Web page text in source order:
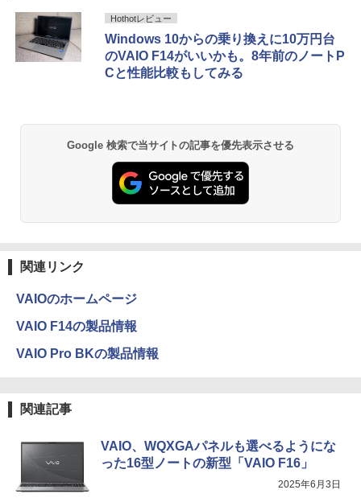
￥1,870
2026年度版 英検準2級 過去6回全問題集
￥1,870
【全巻】 ドラフトキング 1-25巻セット
（ヤングジャンプコミックス） [ クロマ
ツ テツロウ ]
（ジャンプコミックス） [ ONE ]
￥18,876
ベル9999の仲間達を手に入れて元パーテ
ィーメンバーと世界に復讐＆『ざま
Anker Soundcore P40i オフホワイト
￥7,990
￥5,990
【2026年アップグレード版】AOKIMI ワイヤ
レスイヤホン bluetooth イヤホン V12 小型
軽量 ブルートゥースHi-Fi 最大36時間再生 ぶ
るーとゅーす コードレス ENCノイズキャン
レスイヤホン Bluetooth 5.4 ノイズキャンセ
BRUCE WAYNE feat. Flo Milli, ATL Jacob
￥250
￥250
On My Road (Stadium ver.)
￥250
￥250
by Amazon 天然水 ラベルレス 500ml ×24本
ウォーター ペットボトル 静岡県産 500ミリリ
ットル (Smart Basic)
ET ラベルレス ×8本
￥1,112
by Amazon 炭酸水 ラベルレス 500ml ×24本
強炭酸水 ペットボトル 500ミリリットル (Sm
art Basic)
みきった日本の水 2L 8本 ラベルレス [ ケース
] [ 水 ] [ ペットボトル ] [ 箱買い ] [ ストック
薬屋のひとりごと 17巻 (デジタル版ビッグガ
￥770
￥832
HUNTER×HUNTER モノクロ版 39 (ジャンプ
コミックスDIGITAL)
￥572
￥810
Hothotレビュー
Windows 10からの乗り換えに10万円台
のVAIO F14がいいかも。8年前のノートP
Cと性能比較もしてみる
Google 検索で当サイトの記事を優先表示させる
関連リンク
VAIOのホームページ
VAIO F14の製品情報
VAIO Pro BKの製品情報
関連記事
VAIO、WQXGAパネルも選べるようにな
った16型ノートの新型「VAIO F16」
2025年6月3日